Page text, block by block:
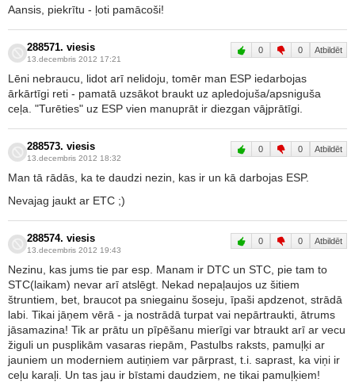
Aansis, piekrītu - ļoti pamācoši!
288571. viesis
13.decembris 2012 17:21
0 0 Atbildēt
Lēni nebraucu, lidot arī nelidoju, tomēr man ESP iedarbojas
ārkārtīgi reti - pamatā uzsākot braukt uz apledojuša/apsniguša
ceļa. "Turēties" uz ESP vien manuprāt ir diezgan vājprātīgi.
288573. viesis
13.decembris 2012 18:32
0 0 Atbildēt
Man tā rādās, ka te daudzi nezin, kas ir un kā darbojas ESP.
Nevajag jaukt ar ETC ;)
288574. viesis
13.decembris 2012 19:43
0 0 Atbildēt
Nezinu, kas jums tie par esp. Manam ir DTC un STC, pie tam to
STC(laikam) nevar arī atslēgt. Nekad nepaļaujos uz šitiem
štruntiem, bet, braucot pa sniegainu šoseju, īpaši apdzenot, strādā
labi. Tikai jāņem vērā - ja nostrādā turpat vai nepārtraukti, ātrums
jāsamazina! Tik ar prātu un pīpēšanu mierīgi var btraukt arī ar vecu
žiguli un pusplikām vasaras riepām, Pastulbs raksts, pamuļķi ar
jauniem un moderniem autiņiem var pārprast, t.i. saprast, ka viņi ir
ceļu karaļi. Un tas jau ir bīstami daudziem, ne tikai pamuļķiem!